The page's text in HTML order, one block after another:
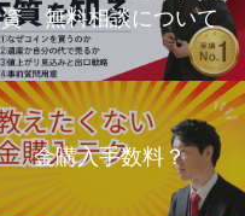
資 無料相談について
金購入手数料？